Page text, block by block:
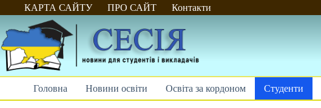
Перейти
до
КАРТА САЙТУ ПРО САЙТ Контакти
Головна Новини освіти Освіта за кордоном Студенти